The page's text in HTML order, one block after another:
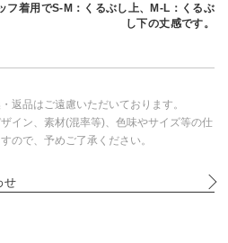
フ着用でS-M：くるぶし上、M-L：くるぶ
し下の丈感です。
返品はご遠慮いただいております。
イン、素材(混率等)、色味やサイズ等の仕
ので、予めご了承ください。
せ